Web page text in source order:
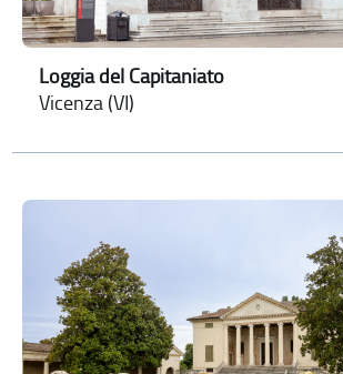
Loggia del Capitaniato
Vicenza (VI)